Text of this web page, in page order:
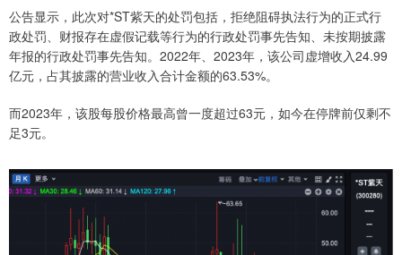
公告显示，此次对*ST紫天的处罚包括，拒绝阻碍执法行为的正式行
政处罚、财报存在虚假记载等行为的行政处罚事先告知、未按期披露
年报的行政处罚事先告知。2022年、2023年，该公司虚增收入24.99
亿元，占其披露的营业收入合计金额的63.53%。
而2023年，该股每股价格最高曾一度超过63元，如今在停牌前仅剩不
足3元。